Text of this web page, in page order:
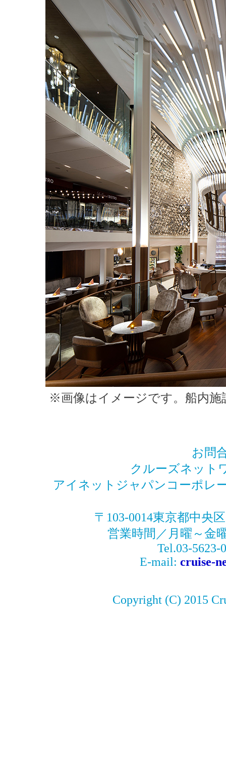
※画像はイメージです。船内
お問
クルーズネット
アイネットジャパンコーポ
〒103-0014東京都中央
営業時間／月曜～金
Tel.03-5623-
E-mail: cruise-
Copyright (C) 2015